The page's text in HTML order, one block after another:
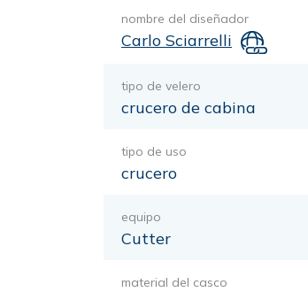
nombre del diseñador
Carlo Sciarrelli
tipo de velero
crucero de cabina
tipo de uso
crucero
equipo
Cutter
material del casco